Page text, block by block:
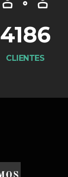
4186
CLIENTES